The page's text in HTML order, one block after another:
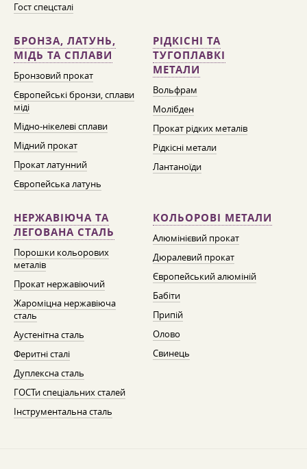
Гост спецсталі
БРОНЗА, ЛАТУНЬ,
МІДЬ ТА СПЛАВИ
Бронзовий прокат
Європейські бронзи, сплави
міді
Мідно-нікелеві сплави
Мідний прокат
Прокат латунний
Європейська латунь
РІДКІСНІ ТА
ТУГОПЛАВКІ
МЕТАЛИ
Вольфрам
Молібден
Прокат рідких металів
Рідкісні метали
Лантаноїди
НЕРЖАВІЮЧА ТА
ЛЕГОВАНА СТАЛЬ
Порошки кольорових
металів
Прокат нержавіючий
Жароміцна нержавіюча
сталь
Аустенітна сталь
Феритні сталі
Дуплексна сталь
ГОСТи спеціальних сталей
Інструментальна сталь
КОЛЬОРОВІ МЕТАЛИ
Алюмінієвий прокат
Дюралевий прокат
Європейський алюміній
Бабіти
Припій
Олово
Свинець